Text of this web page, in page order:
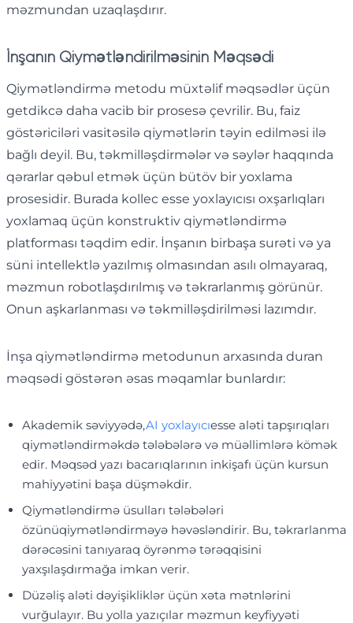
məzmundan uzaqlaşdırır.
İnşanın Qiymətləndirilməsinin Məqsədi
Qiymətləndirmə metodu müxtəlif məqsədlər üçün
getdikcə daha vacib bir prosesə çevrilir. Bu, faiz
göstəriciləri vasitəsilə qiymətlərin təyin edilməsi ilə
bağlı deyil. Bu, təkmilləşdirmələr və səylər haqqında
qərarlar qəbul etmək üçün bütöv bir yoxlama
prosesidir. Burada kollec esse yoxlayıcısı oxşarlıqları
yoxlamaq üçün konstruktiv qiymətləndirmə
platforması təqdim edir. İnşanın birbaşa surəti və ya
süni intellektlə yazılmış olmasından asılı olmayaraq,
məzmun robotlaşdırılmış və təkrarlanmış görünür.
Onun aşkarlanması və təkmilləşdirilməsi lazımdır.
İnşa qiymətləndirmə metodunun arxasında duran
məqsədi göstərən əsas məqamlar bunlardır:
Akademik səviyyədə,AI yoxlayıcıesse aləti tapşırıqları
qiymətləndirməkdə tələbələrə və müəllimlərə kömək
edir. Məqsəd yazı bacarıqlarının inkişafı üçün kursun
mahiyyətini başa düşməkdir.
Qiymətləndirmə üsulları tələbələri
özünüqiymətləndirməyə həvəsləndirir. Bu, təkrarlanma
dərəcəsini tanıyaraq öyrənmə tərəqqisini
yaxşılaşdırmağa imkan verir.
Düzəliş aləti dəyişikliklər üçün xəta mətnlərini
vurğulayır. Bu yolla yazıçılar məzmun keyfiyyəti